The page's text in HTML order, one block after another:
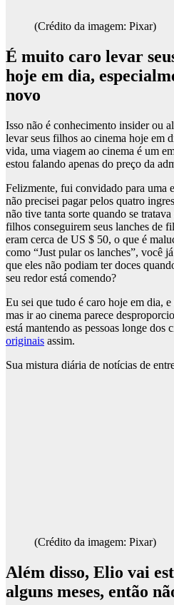
(Crédito da imagem: Pixar)
É muito caro levar
hoje em dia,
novo
Isso não é conhecimento insider ou
levar seus filhos ao cinema hoje em
vida, uma viagem ao cinema é um
estou falando apenas do preço da
Felizmente, fui convidado para uma
não precisei pagar pelos quatro
não tive tanta sorte quando se tratava
filhos conseguirem seus lanches de
eram cerca de US $ 50, o que é
como “Just pular os lanches”, você
que eles não podiam ter doces
seu redor está comendo?
Eu sei que tudo é caro hoje em dia,
mas ir ao cinema parece
está mantendo as pessoas longe dos
originais assim.
Sua mistura diária de notícias de
(Crédito da imagem: Pixar)
Além disso, Elio vai
alguns meses, então